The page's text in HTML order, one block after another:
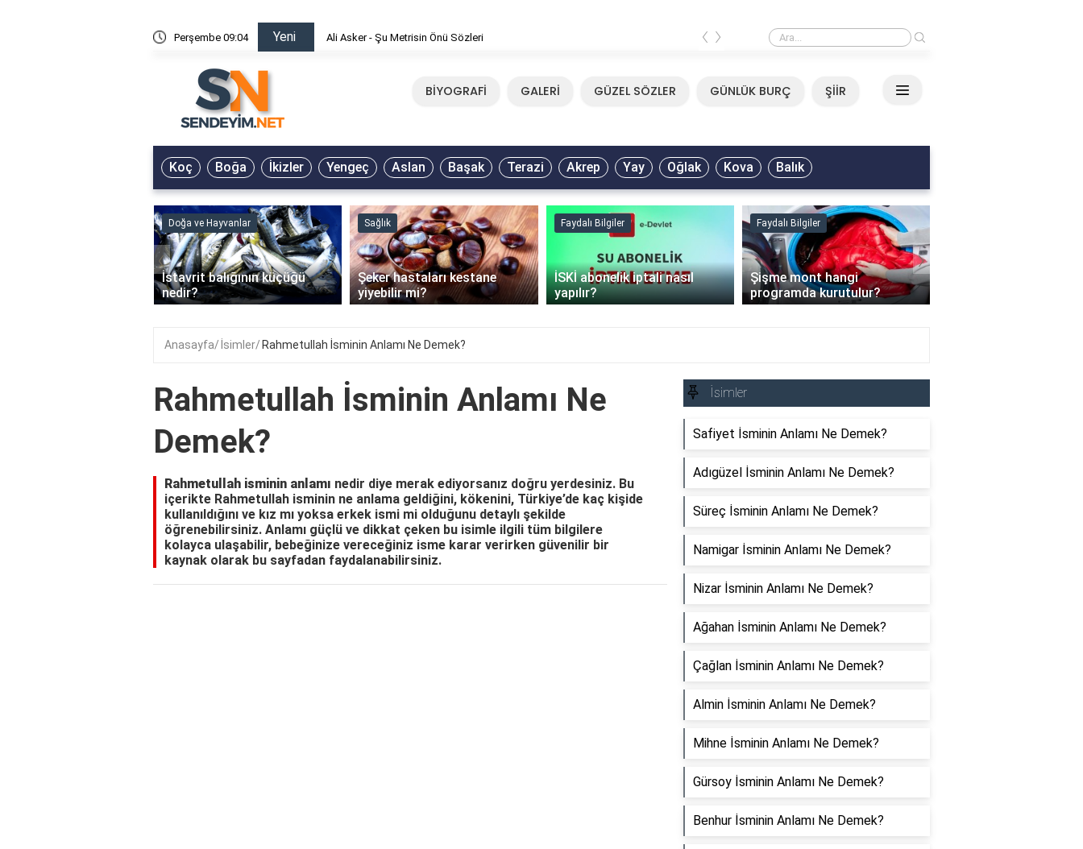
Perşembe 09:04 Yeni Ali Asker - Şu Metrisin Önü Sözleri Mirkelam - Tavla Sözleri
‹ ›
BİYOGRAFİ GALERİ GÜZEL SÖZLER GÜNLÜK BURÇ ŞİİR
Koç Boğa İkizler Yengeç Aslan Başak Terazi Akrep Yay Oğlak Kova Balık
Doğa ve Hayvanlar
İstavrit balığının küçüğü
nedir?
Sağlık
Şeker hastaları kestane
yiyebilir mi?
Faydalı Bilgiler
İSKİ abonelik iptali nasıl
yapılır?
Faydalı Bilgiler
Şişme mont hangi
programda kurutulur?
‹ ›
Anasayfa İsimler Rahmetullah İsminin Anlamı Ne Demek?
Rahmetullah İsminin Anlamı Ne
Demek?
Rahmetullah isminin anlamı nedir diye merak ediyorsanız doğru yerdesiniz. Bu
içerikte Rahmetullah isminin ne anlama geldiğini, kökenini, Türkiye’de kaç kişide
kullanıldığını ve kız mı yoksa erkek ismi mi olduğunu detaylı şekilde
öğrenebilirsiniz. Anlamı güçlü ve dikkat çeken bu isimle ilgili tüm bilgilere
kolayca ulaşabilir, bebeğinize vereceğiniz isme karar verirken güvenilir bir
kaynak olarak bu sayfadan faydalanabilirsiniz.
İsimler
Safiyet İsminin Anlamı Ne Demek?
Adıgüzel İsminin Anlamı Ne Demek?
Süreç İsminin Anlamı Ne Demek?
Namigar İsminin Anlamı Ne Demek?
Nizar İsminin Anlamı Ne Demek?
Ağahan İsminin Anlamı Ne Demek?
Çağlan İsminin Anlamı Ne Demek?
Almin İsminin Anlamı Ne Demek?
Mihne İsminin Anlamı Ne Demek?
Gürsoy İsminin Anlamı Ne Demek?
Benhur İsminin Anlamı Ne Demek?